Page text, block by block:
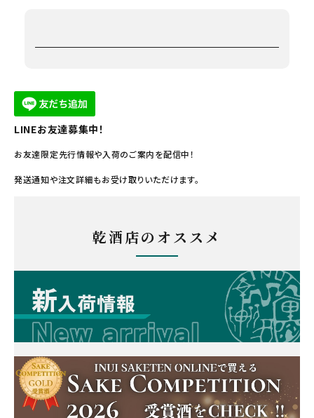
LINEお友達募集中！
お友達限定先行情報や入荷のご案内を配信中！
発送通知や注文詳細もお受け取りいただけます。
乾酒店のオススメ